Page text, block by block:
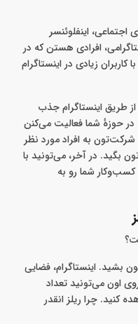
اینفلوئنسر
افرادی هستن که در
زیادی در اینستاگرام
طریق اینستاگرام جذب
در حوزه‌ٔ شما فعالیت می‌کنن
شرکت‌تون به افراد مورد نظر
بگید. در آخر، می‌تونید با
کسب‌و‌کار شما رو به
بشید. اینستاگرام، فضایی
اون می‌تونید تعداد
(تا ۹۰ ثانیه) مشاهده کنید. چرا ریلز انقدر